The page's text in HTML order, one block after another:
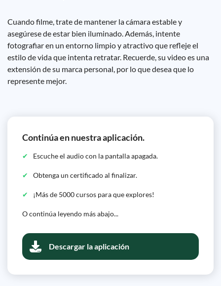
Cuando filme, trate de mantener la cámara estable y
asegúrese de estar bien iluminado. Además, intente
fotografiar en un entorno limpio y atractivo que refleje el
estilo de vida que intenta retratar. Recuerde, su video es una
extensión de su marca personal, por lo que desea que lo
represente mejor.
Continúa en nuestra aplicación.
Escuche el audio con la pantalla apagada.
Obtenga un certificado al finalizar.
¡Más de 5000 cursos para que explores!
O continúa leyendo más abajo...
Descargar la aplicación